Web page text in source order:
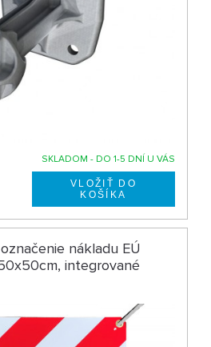
SKLADOM - DO 1-5 DNÍ U VÁS
nákladu EÚ
integrované